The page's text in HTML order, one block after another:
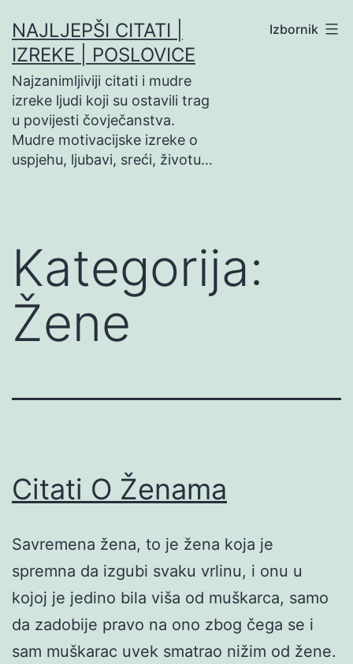
na
sadržaj
NAJLJEPŠI CITATI |
IZREKE | POSLOVICE
Najzanimljiviji citati i mudre
izreke ljudi koji su ostavili trag
u povijesti čovječanstva.
Mudre motivacijske izreke o
uspjehu, ljubavi, sreći, životu…
Izbornik
Kategorija:
Žene
Citati O Ženama
Savremena žena, to je žena koja je
spremna da izgubi svaku vrlinu, i onu u
kojoj je jedino bila viša od muškarca, samo
da zadobije pravo na ono zbog čega se i
sam muškarac uvek smatrao nižim od žene.